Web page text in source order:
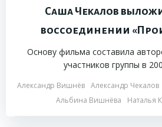
Саша Чекалов
воссоединении
Основу фильма составила
участников группы в
Александр Вишнёв Александр Чекалов
Альбина Вишнёва
Наталья